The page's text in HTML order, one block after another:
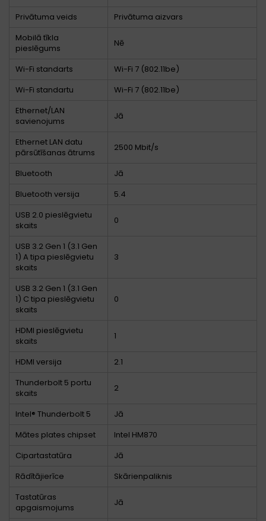
Privātuma veids
Privātuma aizvars
Mobilā tīkla
pieslēgums
Nē
Wi-Fi standarts
Wi-Fi 7 (802.11be)
Wi-Fi standartu
Wi-Fi 7 (802.11be)
Ethernet/LAN
savienojums
Jā
Ethernet LAN datu
pārsūtīšanas ātrums
2500 Mbit/s
Bluetooth
Jā
Bluetooth versija
5.4
USB 2.0 pieslēgvietu
skaits
0
USB 3.2 Gen 1 (3.1 Gen
1) A tipa pieslēgvietu
skaits
3
USB 3.2 Gen 1 (3.1 Gen
1) C tipa pieslēgvietu
skaits
0
HDMI pieslēgvietu
skaits
1
HDMI versija
2.1
Thunderbolt 5 portu
skaits
2
Intel® Thunderbolt 5
Jā
Mātes plates chipset
Intel HM870
Cipartastatūra
Jā
Rādītājierīce
Skārienpaliknis
Tastatūras
apgaismojums
Jā